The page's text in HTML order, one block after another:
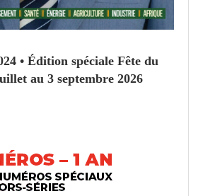
• Édition spéciale Fête du
au 3 septembre 2026